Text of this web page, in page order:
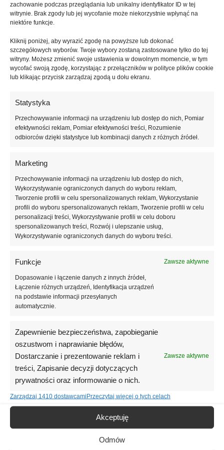
zachowanie podczas przeglądania lub unikalny identyfikator ID w tej
witrynie. Brak zgody lub jej wycofanie może niekorzystnie wpłynąć na
niektóre funkcje.
Kliknij poniżej, aby wyrazić zgodę na powyższe lub dokonać
szczegółowych wyborów. Twoje wybory zostaną zastosowane tylko do tej
witryny. Możesz zmienić swoje ustawienia w dowolnym momencie, w tym
wycofać swoją zgodę, korzystając z przełączników w polityce plików cookie
lub klikając przycisk zarządzaj zgodą u dołu ekranu.
Statystyka
Przechowywanie informacji na urządzeniu lub dostęp do nich, Pomiar
efektywności reklam, Pomiar efektywności treści, Rozumienie
odbiorców dzięki statystyce lub kombinacji danych z różnych źródeł.
Marketing
Przechowywanie informacji na urządzeniu lub dostęp do nich,
Wykorzystywanie ograniczonych danych do wyboru reklam,
Tworzenie profili w celu spersonalizowanych reklam, Wykorzystanie
profili do wyboru spersonalizowanych reklam, Tworzenie profili w celu
personalizacji treści, Wykorzystywanie profili w celu doboru
spersonalizowanych treści, Rozwój i ulepszanie usług,
Wykorzystywanie ograniczonych danych do wyboru treści.
Funkcje Zawsze aktywne
Dopasowanie i łączenie danych z innych źródeł,
Łączenie różnych urządzeń, Identyfikacja urządzeń
na podstawie informacji przesyłanych
automatycznie.
Zapewnienie bezpieczeństwa, zapobieganie
oszustwom i naprawianie błędów,
Dostarczanie i prezentowanie reklam i
treści, Zapisanie decyzji dotyczących
prywatności oraz informowanie o nich.
Zawsze aktywne
Zarządzaj 1410 dostawcamiPrzeczytaj więcej o tych celach
Akceptuję
Odmów
na
stronie
Organika TO-GU 10L
65,00złop.
Dodaj do koszyka
Dostawa w całej Polsce
Transport w cenie lub za dopłatą do mniejszych zamówień
100% Jakości
Styropian prosto z fabryki pod indywidualne zamówienie klienta
Styropian najwyższej jakości z gwarancją producenta
100% Bezpieczeństwa
Przelew tradycyjny / Przelew internetowy / Blik / Raty / SSL
Na skróty
Pytania i odpowiedzi
Regulamin